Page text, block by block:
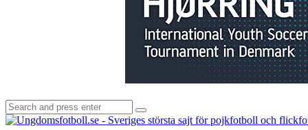
Search
for:
Search